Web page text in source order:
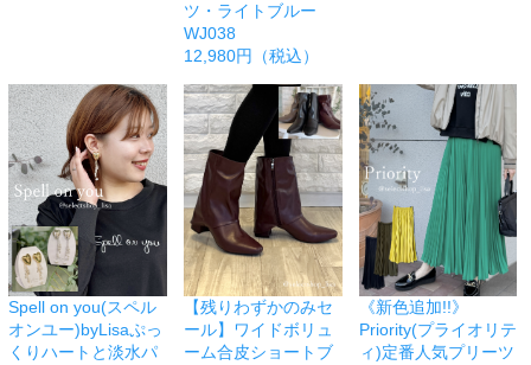
ツ・ライトブルー
WJ038
12,980円（税込）
Spell on you(スペル
オンユー)byLisaぷっ
くりハートと淡水パ
【残りわずかのみセ
ール】ワイドボリュ
ーム合皮ショートブ
《新色追加!!》
Priority(プライオリテ
ィ)定番人気プリーツ